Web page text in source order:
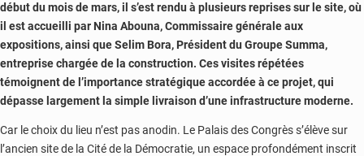
début du mois de mars, il s’est rendu à plusieurs reprises sur le site, où
il est accueilli par Nina Abouna, Commissaire générale aux
expositions, ainsi que Selim Bora, Président du Groupe Summa,
entreprise chargée de la construction. Ces visites répétées
témoignent de l’importance stratégique accordée à ce projet, qui
dépasse largement la simple livraison d’une infrastructure moderne.
Car le choix du lieu n’est pas anodin. Le Palais des Congrès s’élève sur
l’ancien site de la Cité de la Démocratie, un espace profondément inscrit